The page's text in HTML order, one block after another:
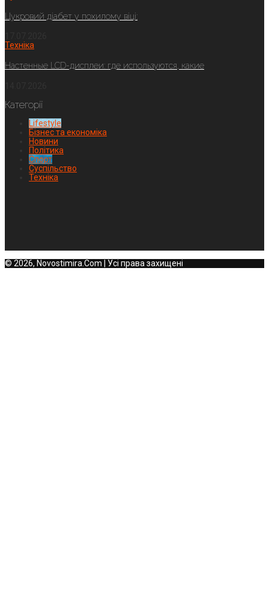
Цукровий діабет у похилому віці:
Техніка
Настенные LCD-дисплеи: где используются, какие
Категорії
Lifestyle
Бізнес та економіка
Новини
Політика
Спорт
Суспільство
Техніка
© 2026, Novostimira.Com | Усі права захищені